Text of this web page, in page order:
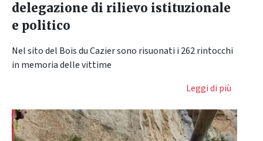
delegazione di rilievo istituzionale
e politico
Nel sito del Bois du Cazier sono risuonati i 262 rintocchi
in memoria delle vittime
Leggi di più